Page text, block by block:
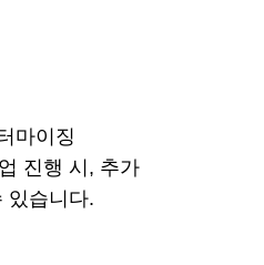
마이징
진행 시, 추가
있습니다.